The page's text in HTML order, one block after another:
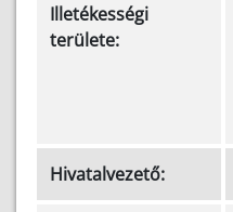
Illetékességi
területe:
Hivatalvezető: